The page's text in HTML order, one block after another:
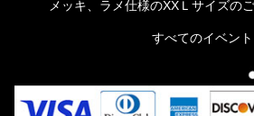
メッキ、ラメ仕様のXXＬサイズの
すべてのイベント